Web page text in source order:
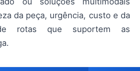
da peça, urgência, custo e da
de rotas que suportem as